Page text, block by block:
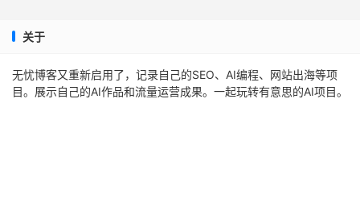
关于
无忧博客又重新启用了，记录自己的SEO、AI编程、网站出海等项
目。展示自己的AI作品和流量运营成果。一起玩转有意思的AI项目。